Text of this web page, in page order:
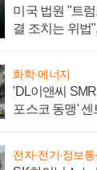
미국 법원 "트
결 조치는 위법
화학·에너지
'DL이앤씨
포스코 동맹'
전자·전기·정보통